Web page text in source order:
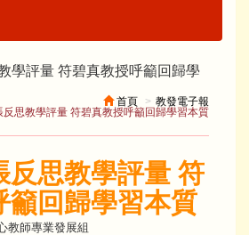
學評量 符碧真教授呼籲回歸學
首頁
教發電子報
反思教學評量 符碧真教授呼籲回歸學習本質
反思教學評量 符
籲回歸學習本質
教師專業發展組